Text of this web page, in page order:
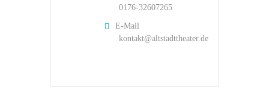
0176-32607265
E-Mail
kontakt@altstadttheater.de